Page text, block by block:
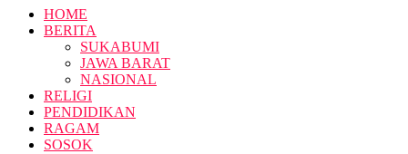
HOME
BERITA
SUKABUMI
JAWA BARAT
NASIONAL
RELIGI
PENDIDIKAN
RAGAM
SOSOK